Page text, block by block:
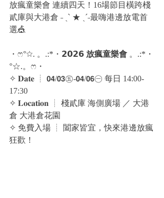
放瘋童樂會 連續四天！16場節目橫跨棧
貳庫與大港倉 ˗ ˏˋ ★ ˎˊ˗最嗨港邊放電首
選🎪
・ෆ°☆. 。.:*・ 𝟮𝟬𝟮𝟲 放瘋童樂會 。.:*・
°☆.。ෆ・
✧ 𝐃𝐚𝐭𝐞 ┊ 𝟬𝟰/𝟬𝟯㊄-𝟬𝟰/𝟬𝟲㊀ 每日 14:00-
17:30
✧ 𝐋𝐨𝐜𝐚𝐭𝐢𝐨𝐧 ┊ 棧貳庫 海側廣場 ／ 大港
倉 大港倉花園
✧ 免費入場 ┊ 闔家皆宜，快來港邊放瘋
狂歡！